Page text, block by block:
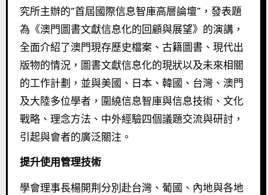
究所主辦的“首屆國際信息智庫高層論壇”，發表題
為《澳門圖書文獻信息化的回顧與展望》的演講，
全面介紹了澳門現存歷史檔案、古籍圖書、現代出
版物的情況，圖書文獻信息化的現狀以及未來相關
的工作計劃，並與美國、日本、韓國、台灣、澳門
及大陸多位學者，圍繞信息智庫與信息技術、文化
戰略、理念方法、中外經驗四個議題交流與研討，
引起與會者的廣泛關注。
提升使用管理技術
學會理事長楊開荆分別赴台灣、葡國、內地與各地